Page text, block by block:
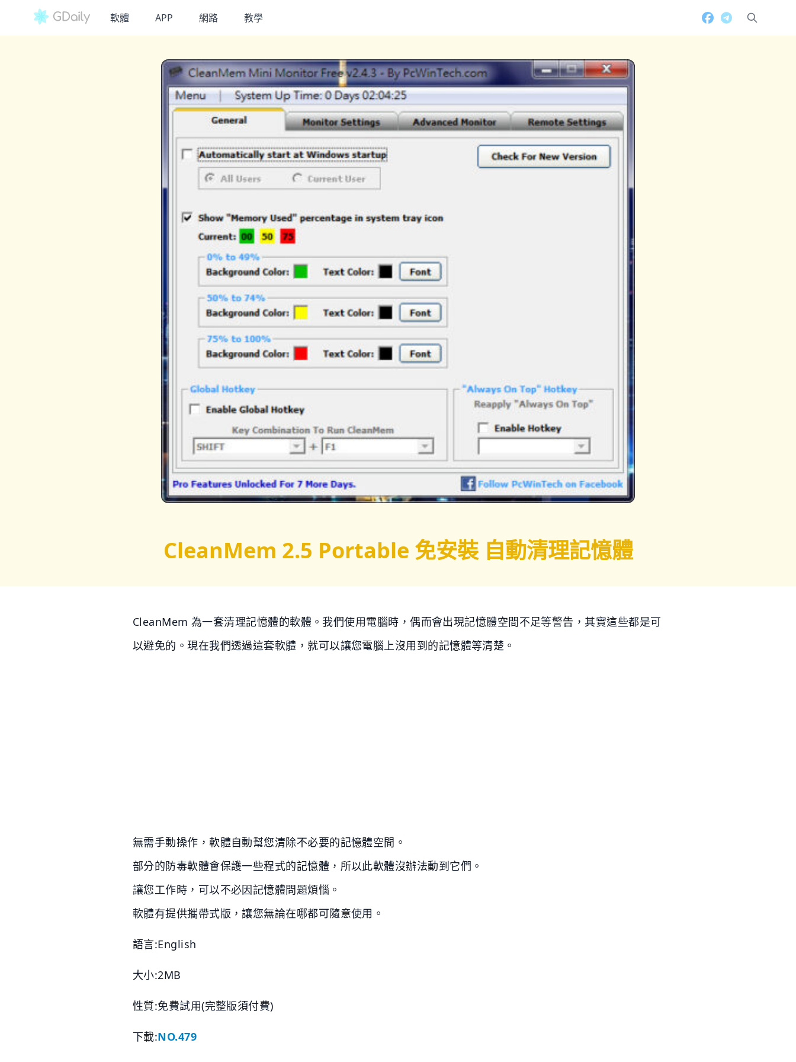
軟體 APP 網路 教學
CleanMem 2.5 Portable 免安裝 自動清理記憶體
CleanMem 為一套清理記憶體的軟體。我們使用電腦時，偶而會出現記憶體空間不足等警告，其實這些都是可
以避免的。現在我們透過這套軟體，就可以讓您電腦上沒用到的記憶體等清楚。
無需手動操作，軟體自動幫您清除不必要的記憶體空間。
部分的防毒軟體會保護一些程式的記憶體，所以此軟體沒辦法動到它們。
讓您工作時，可以不必因記憶體問題煩惱。
軟體有提供攜帶式版，讓您無論在哪都可隨意使用。
語言:English
大小:2MB
性質:免費試用(完整版須付費)
下載:NO.479